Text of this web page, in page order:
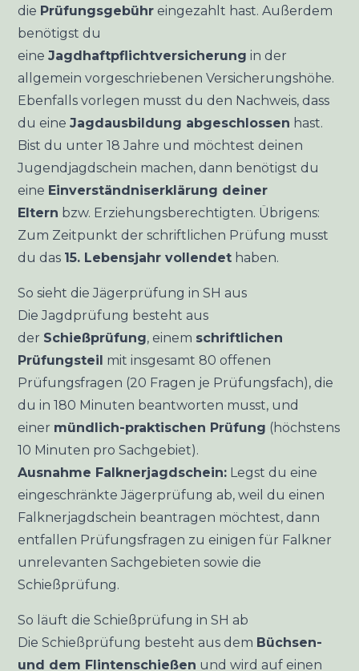
die Prüfungsgebühr eingezahlt hast. Außerdem
benötigst du
eine Jagdhaftpflichtversicherung in der
allgemein vorgeschriebenen Versicherungshöhe.
Ebenfalls vorlegen musst du den Nachweis, dass
du eine Jagdausbildung abgeschlossen hast.
Bist du unter 18 Jahre und möchtest deinen
Jugendjagdschein machen, dann benötigst du
eine Einverständniserklärung deiner
Eltern bzw. Erziehungsberechtigten. Übrigens:
Zum Zeitpunkt der schriftlichen Prüfung musst
du das 15. Lebensjahr vollendet haben.
So sieht die Jägerprüfung in SH aus
Die Jagdprüfung besteht aus
der Schießprüfung, einem schriftlichen
Prüfungsteil mit insgesamt 80 offenen
Prüfungsfragen (20 Fragen je Prüfungsfach), die
du in 180 Minuten beantworten musst, und
einer mündlich-praktischen Prüfung (höchstens
10 Minuten pro Sachgebiet).
Ausnahme Falknerjagdschein: Legst du eine
eingeschränkte Jägerprüfung ab, weil du einen
Falknerjagdschein beantragen möchtest, dann
entfallen Prüfungsfragen zu einigen für Falkner
unrelevanten Sachgebieten sowie die
Schießprüfung.
So läuft die Schießprüfung in SH ab
Die Schießprüfung besteht aus dem Büchsen-
und dem Flintenschießen und wird auf einen